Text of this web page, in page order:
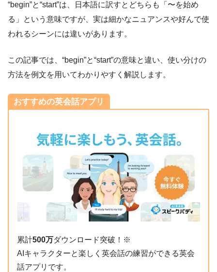
“begin”と“start”は、日本語に訳すとどちらも「〜を始め
る」という意味ですが、実は細かなニュアンスや好んで使
われるシーンには違いがあります。
この記事では、“begin”と“start”の意味と違い、使い分けの
方法を例文を用いてわかりやすく解説します。
おすすめの英会話アプリ
累計500万ダウンロード突破！※
AIキャラクターと楽しく英会話の練習ができる英会
話アプリです。